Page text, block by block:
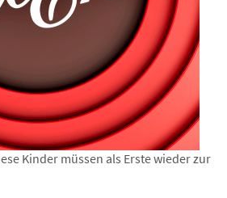
Kinder müssen als Erste wieder zur